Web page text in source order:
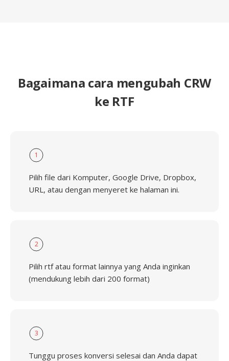
Bagaimana cara mengubah CRW
ke RTF
1
Pilih file dari Komputer, Google Drive, Dropbox,
URL, atau dengan menyeret ke halaman ini.
2
Pilih rtf atau format lainnya yang Anda inginkan
(mendukung lebih dari 200 format)
3
Tunggu proses konversi selesai dan Anda dapat